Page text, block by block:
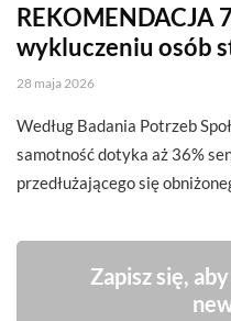
REKOMENDACJA
wykluczeniu osób
28 maja 2026
Według Badania Potrzeb
samotność dotyka aż 36%
przedłużającego się
Zapisz się,